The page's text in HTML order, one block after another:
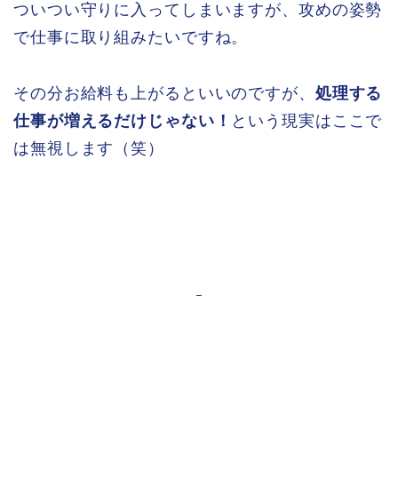
ついつい守りに入ってしまいますが、攻めの姿勢
で仕事に取り組みたいですね。
その分お給料も上がるといいのですが、 処理する
仕事が増えるだけじゃない！ という現実はここで
は無視します（笑）